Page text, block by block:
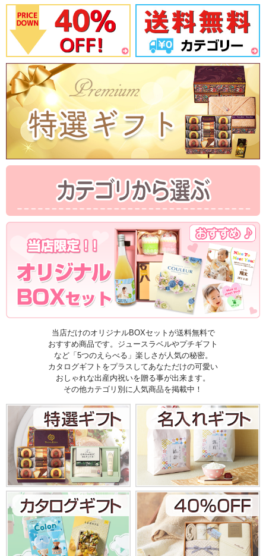
当店だけのオリジナルBOXセットが送料無料で
おすすめ商品です。ジュースラベルやプチギフト
など「5つのえらべる」楽しさが人気の秘密。
カタログギフトをプラスしてあなただけの可愛い
おしゃれな出産内祝いを贈る事が出来ます。
その他カテゴリ別に人気商品を掲載中！